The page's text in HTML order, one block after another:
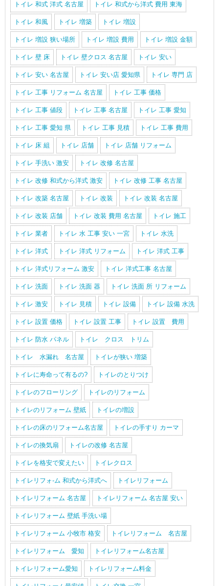
トイレ 和式 洋式 名古屋 トイレ 和式から洋式 費用 東海
トイレ 和風 トイレ 増築 トイレ 増設
トイレ 増設 狭い場所 トイレ 増設 費用 トイレ 増設 金額
トイレ 壁 床 トイレ 壁クロス 名古屋 トイレ 安い
トイレ 安い 名古屋 トイレ 安い店 愛知県 トイレ 専門 店
トイレ 工事 リフォーム 名古屋 トイレ 工事 価格
トイレ 工事 値段 トイレ 工事 名古屋 トイレ 工事 愛知
トイレ 工事 愛知 県 トイレ 工事 見積 トイレ 工事 費用
トイレ 床 組 トイレ 店舗 トイレ 店舗 リフォーム
トイレ 手洗い 激安 トイレ 改修 名古屋
トイレ 改修 和式から洋式 激安 トイレ 改修 工事 名古屋
トイレ 改築 名古屋 トイレ 改装 トイレ 改装 名古屋
トイレ 改装 店舗 トイレ 改装 費用 名古屋 トイレ 施工
トイレ 業者 トイレ 水 工事 安い 一宮 トイレ 水洗
トイレ 洋式 トイレ 洋式 リフォーム トイレ 洋式 工事
トイレ 洋式リフォーム 激安 トイレ 洋式工事 名古屋
トイレ 洗面 トイレ 洗面 器 トイレ 洗面 所 リフォーム
トイレ 激安 トイレ 見積 トイレ 設備 トイレ 設備 水洗
トイレ 設置 価格 トイレ 設置 工事 トイレ 設置 費用
トイレ 防水 パネル トイレ クロス トリム
トイレ 水漏れ 名古屋 トイレが狭い 増築
トイレに寿命って有るの? トイレのとりつけ
トイレのフローリング トイレのリフォーム
トイレのリフォーム 壁紙 トイレの増設
トイレの床のリフォーム名古屋 トイレの手すり カーマ
トイレの換気扇 トイレの改修 名古屋
トイレを格安で変えたい トイレクロス
トイレリフォ-ム 和式から洋式へ トイレリフォーム
トイレリフォーム 名古屋 トイレリフォーム 名古屋 安い
トイレリフォーム 壁紙 手洗い場
トイレリフォーム 小牧市 格安 トイレリフォーム 名古屋
トイレリフォーム 愛知 トイレリフォーム名古屋
トイレリフォーム愛知 トイレリフォーム料金